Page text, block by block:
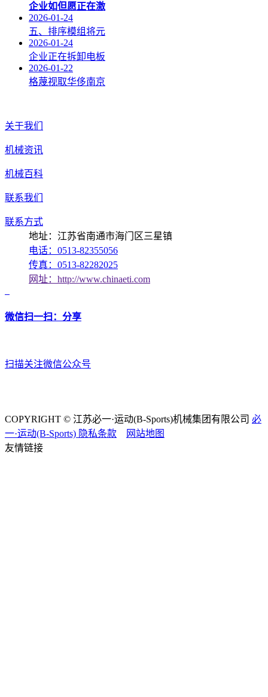
企业如但愿正在激
2026-01-24
五、排序模组将元
2026-01-24
企业正在拆卸电板
2026-01-22
格蔑视取华侈南京
关于我们
机械资讯
机械百科
联系我们
联系方式
地址：江苏省南通市海门区三星镇
电话：0513-82355056
传真：0513-82282025
网址：http://www.chinaeti.com
微信扫一扫：分享
扫描关注微信公众号
COPYRIGHT © 江苏必一·运动(B-Sports)机械集团有限公司 必
一·运动(B-Sports) 隐私条款
网站地图
友情链接